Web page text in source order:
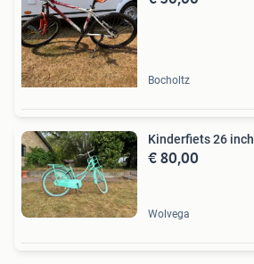
Bocholtz
Kinderfiets 26 inch
€ 80,00
Wolvega